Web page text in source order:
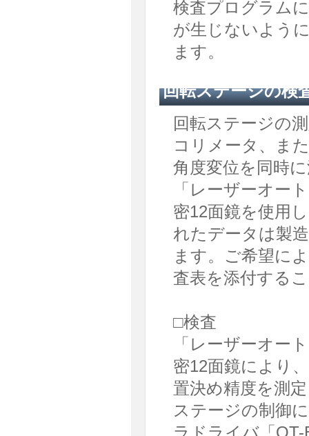
検査プログラム
が生じないよう
ます。
回転ステージの検
回転ステージの
コリメータ、ま
角度変位を同時
「レーザーオー
密12面鏡を使用
れたデータは製
ます。ご希望に
査表を添付する
□検査
「レーザーオー
密12面鏡により
置決め精度を測
ステージの制御
ラドライバ「